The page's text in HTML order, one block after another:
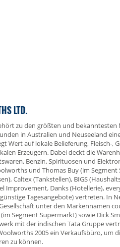
LTD.
zu den größten und bekanntesten
in Australien und Neuseeland
Wert auf lokale Belieferung, Fleisch-
Erzeugern. Dabei deckt die
Benzin, Spirituosen und
und Thomas Buy (im
Caltex (Tankstellen), BIGS
Improvement, Danks (Hotellerie),
Tagesangebote) vertreten. In
unter den Markennamen
Segment Supermarkt) sowie Dick
mit der indischen Tata Gruppe
2005 ein Verkaufsbüro, um
zu können.